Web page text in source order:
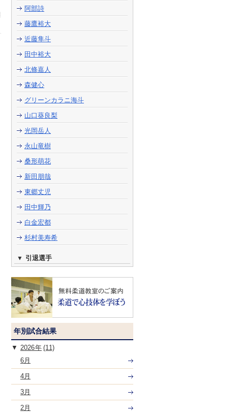
阿部詩
藤鷹裕大
近藤隼斗
田中裕大
北條嘉人
森健心
グリーンカラニ海斗
山口葵良梨
光岡岳人
永山竜樹
桑形萌花
新田朋哉
東郷丈児
田中輝乃
白金宏都
杉村美寿希
引退選手
年別試合結果
2026
(11)
6月
4月
3月
2月